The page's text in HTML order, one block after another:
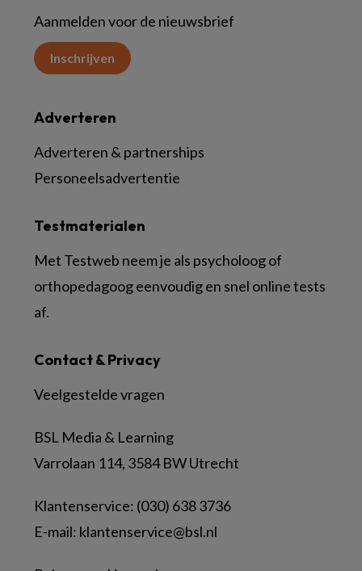
Aanmelden voor de nieuwsbrief
Inschrijven
Contact & Privacy
Veelgestelde vragen
BSL Media & Learning
Varrolaan 114, 3584 BW Utrecht
Klantenservice: (030) 638 3736
E-mail: klantenservice@bsl.nl
Testmaterialen
Met Testweb neem je als psycholoog of
orthopedagoog eenvoudig en snel online tests
af.
Adverteren
Adverteren & partnerships
Personeelsadvertentie